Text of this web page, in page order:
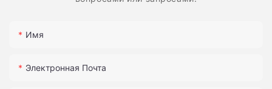
Имя
Электронная Почта